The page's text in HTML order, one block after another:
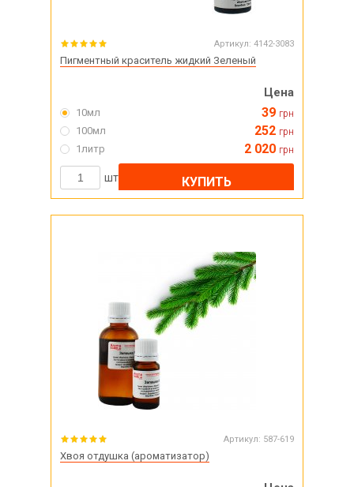
Артикул: 4142-3083
Пигментный краситель жидкий Зеленый
Цена
10мл 39 грн
100мл 252 грн
1литр 2 020 грн
шт КУПИТЬ
Артикул: 587-619
Хвоя отдушка (ароматизатор)